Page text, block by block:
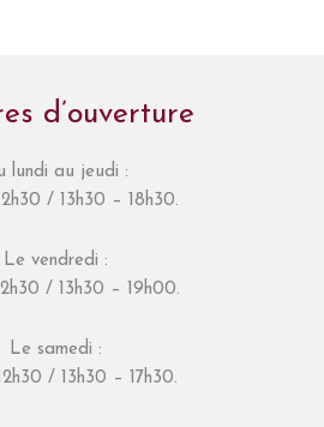
d’ouverture
lundi au jeudi :
/ 13h30 – 18h30.
Le vendredi :
/ 13h30 – 19h00.
Le samedi :
/ 13h30 – 17h30.